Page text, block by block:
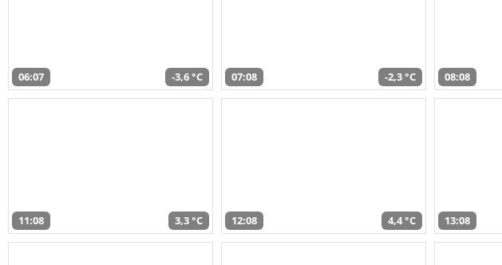
06:07 -3,6 °C 07:08 -2,3 °C 08:08
11:08 3,3 °C 12:08 4,4 °C 13:08